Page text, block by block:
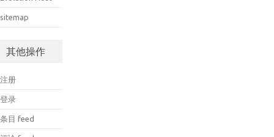
sitemap
其他操作
注册
登录
条目 feed